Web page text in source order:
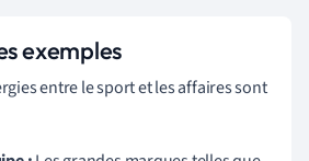
exemples
entre le sport et les affaires sont